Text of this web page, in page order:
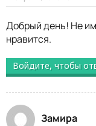
Добрый день! Не
нравится.
Войдите, чтобы
Замира